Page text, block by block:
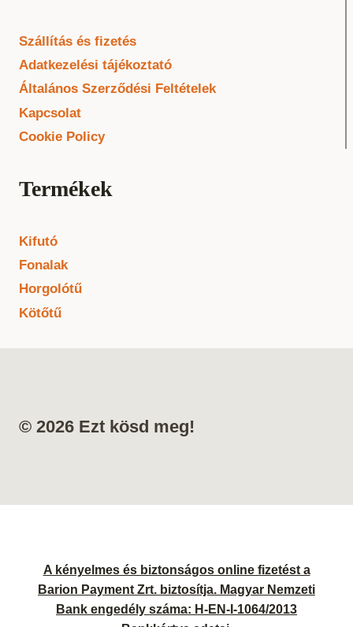
Szállítás és fizetés
Adatkezelési tájékoztató
Általános Szerződési Feltételek
Kapcsolat
Cookie Policy
Termékek
Kifutó
Fonalak
Horgolótű
Kötőtű
© 2026 Ezt kösd meg!
A kényelmes és biztonságos online fizetést a
Barion Payment Zrt. biztosítja. Magyar Nemzeti
Bank engedély száma: H-EN-I-1064/2013